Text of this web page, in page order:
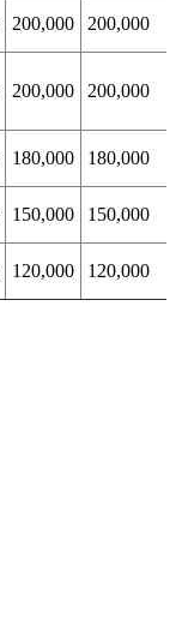
200,000 200,000
200,000 200,000
180,000 180,000
150,000 150,000
120,000 120,000